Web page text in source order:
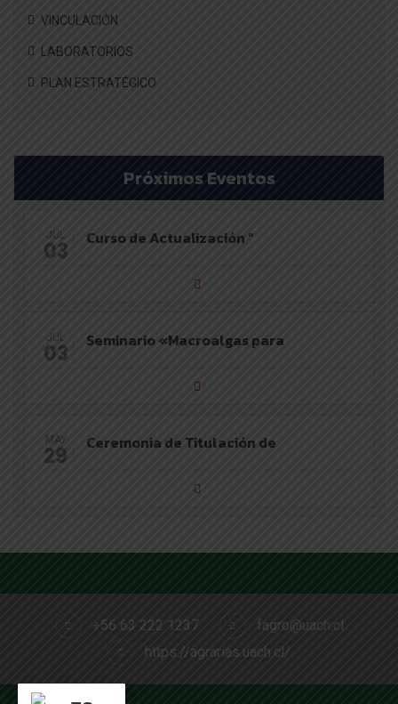
VINCULACIÓN
LABORATORIOS
PLAN ESTRATÉGICO
Próximos Eventos
JUL
03 Curso de Actualización “
JUL
03 Seminario «Macroalgas para
MAY
29 Ceremonia de Titulación de
+56 63 222 1237
fagro@uach.cl
https://agrarias.uach.cl/